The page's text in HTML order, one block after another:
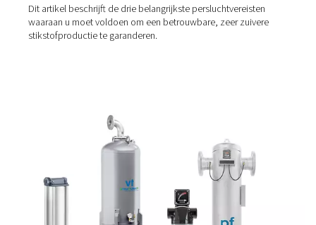
Bij het genereren van stikstof op locatie speelt de
uw perslucht een cruciale rol bij het waarborgen van
gaszuiverheid en systeemefficiëntie. Of u nu met
Dit artikel beschrijft de drie belangrijkste
waaraan u moet voldoen om een betrouwbare, zeer